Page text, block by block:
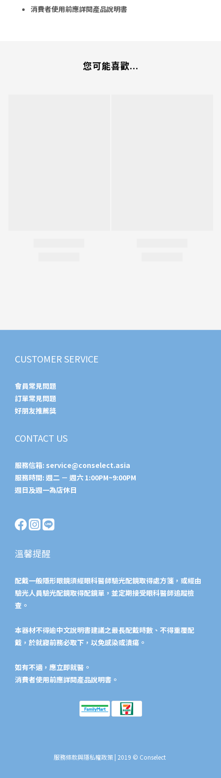
消費者使用前應詳閱產品說明書
您可能喜歡...
CUSTOMER SERVICE
會員常見問題
訂單常見問題
好朋友推薦獎
CONTACT US
服務信箱: service@conselect.asia
服務時間: 週二 － 週六 1:00PM~9:00PM
週日及週一為店休日
溫馨提醒
配戴一般隱形眼鏡須經眼科醫師驗光配鏡取得處方箋，或經由
驗光人員驗光配鏡取得配鏡單，並定期接受眼科醫師追蹤檢
查。
本器材不得逾中文說明書建議之最長配戴時數、不得重覆配
戴，於就寢前務必取下，以免感染或潰瘍。
如有不適，應立即就醫。
消費者使用前應詳閱產品說明書。​
服務條款與隱私權政策 | 2019 © Conselect